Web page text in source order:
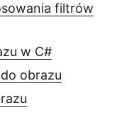
filtrów
w C#
obrazu